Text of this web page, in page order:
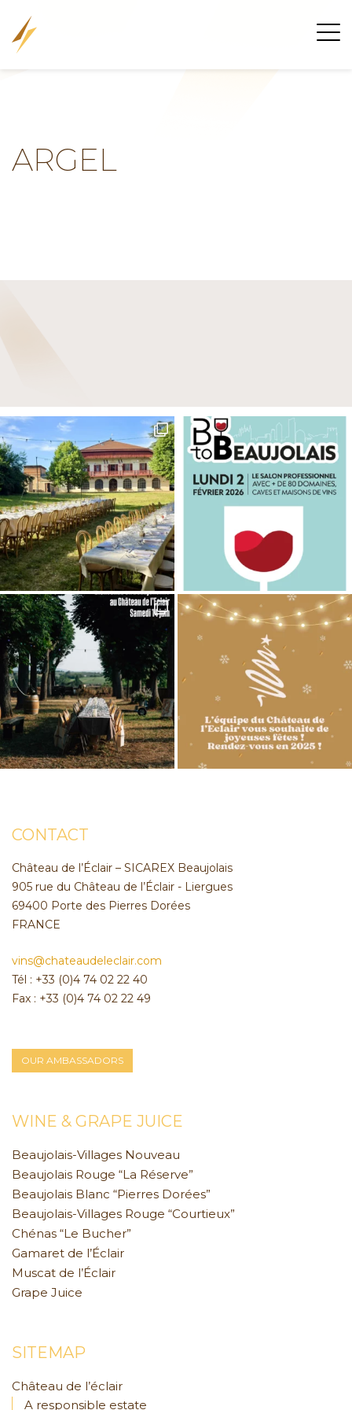
ARGEL
CONTACT
Château de l’Éclair – SICAREX Beaujolais
905 rue du Château de l’Éclair - Liergues
69400 Porte des Pierres Dorées
FRANCE
vins@chateaudeleclair.com
Tél : +33 (0)4 74 02 22 40
Fax : +33 (0)4 74 02 22 49
OUR AMBASSADORS
WINE & GRAPE JUICE
Beaujolais-Villages Nouveau
Beaujolais Rouge “La Réserve”
Beaujolais Blanc “Pierres Dorées”
Beaujolais-Villages Rouge “Courtieux”
Chénas “Le Bucher”
Gamaret de l’Éclair
Muscat de l’Éclair
Grape Juice
SITEMAP
Château de l’éclair
A responsible estate